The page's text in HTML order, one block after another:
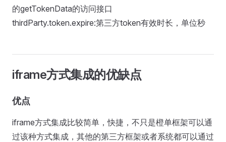
的getTokenData的访问接口
thirdParty.token.expire:第三方token有效时长，单位秒
iframe方式集成的优缺点
优点
iframe方式集成比较简单，快捷，不只是橙单框架可以通
过该种方式集成，其他的第三方框架或者系统都可以通过